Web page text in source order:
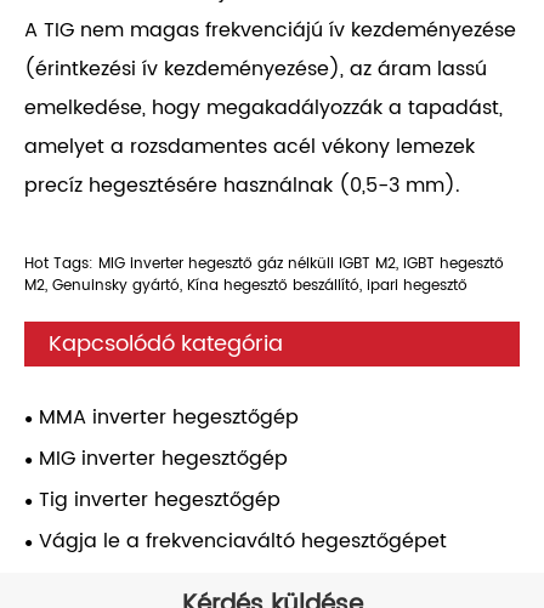
A TIG nem magas frekvenciájú ív kezdeményezése
(érintkezési ív kezdeményezése), az áram lassú
emelkedése, hogy megakadályozzák a tapadást,
amelyet a rozsdamentes acél vékony lemezek
precíz hegesztésére használnak (0,5-3 mm).
Hot Tags: MIG inverter hegesztő gáz nélküli IGBT M2, IGBT hegesztő
M2, Genuinsky gyártó, Kína hegesztő beszállító, ipari hegesztő
Kapcsolódó kategória
MMA inverter hegesztőgép
MIG inverter hegesztőgép
Tig inverter hegesztőgép
Vágja le a frekvenciaváltó hegesztőgépet